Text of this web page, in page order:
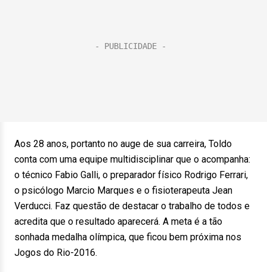
Aos 28 anos, portanto no auge de sua carreira, Toldo
conta com uma equipe multidisciplinar que o acompanha:
o técnico Fabio Galli, o preparador físico Rodrigo Ferrari,
o psicólogo Marcio Marques e o fisioterapeuta Jean
Verducci. Faz questão de destacar o trabalho de todos e
acredita que o resultado aparecerá. A meta é a tão
sonhada medalha olímpica, que ficou bem próxima nos
Jogos do Rio-2016.